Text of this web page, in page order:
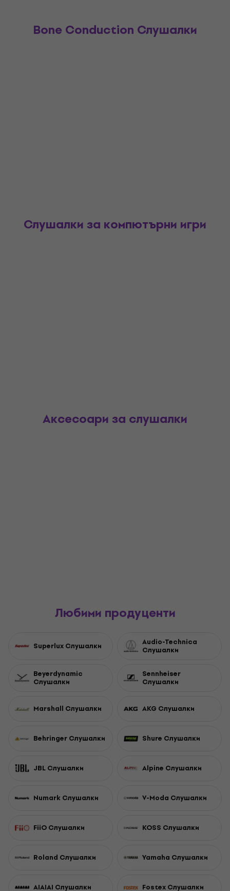
Bone Conduction Слушалки
Слушалки за компютърни игри
Аксесоари за слушалки
Любими продуценти
Superlux Слушалки Audio-Technica
Слушалки
Beyerdynamic
Слушалки
Sennheiser
Слушалки
Marshall Слушалки AKG Слушалки
Behringer Слушалки Shure Слушалки
JBL Слушалки Alpine Слушалки
Numark Слушалки V-Moda Слушалки
FiiO Слушалки KOSS Слушалки
Roland Слушалки Yamaha Слушалки
AIAIAI Слушалки Fostex Слушалки